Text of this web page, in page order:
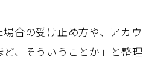
合の受け止め方や、アカ
、そういうことか」と整